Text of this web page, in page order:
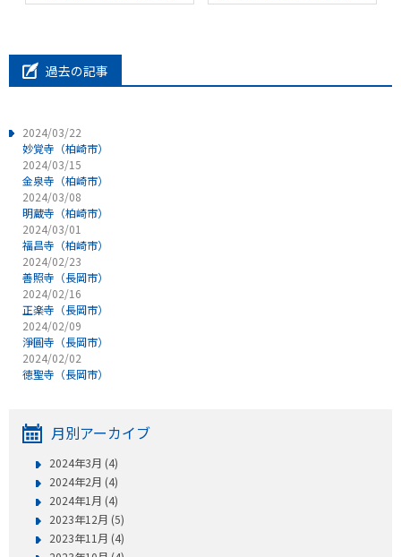
過去の記事
2024/03/22
妙覚寺（柏崎市）
2024/03/15
金泉寺（柏崎市）
2024/03/08
明蔵寺（柏崎市）
2024/03/01
福昌寺（柏崎市）
2024/02/23
善照寺（長岡市）
2024/02/16
正楽寺（長岡市）
2024/02/09
淨圓寺（長岡市）
2024/02/02
徳聖寺（長岡市）
月別アーカイブ
2024年3月 (4)
2024年2月 (4)
2024年1月 (4)
2023年12月 (5)
2023年11月 (4)